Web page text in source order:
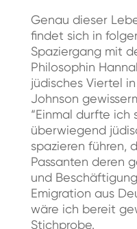
Genau dieser
findet sich in
Spaziergang mit
Philosophin
jüdisches Viertel
Johnson
“Einmal durfte ich
überwiegend
spazieren führen,
Passanten deren
und
Emigration aus
wäre ich bereit
Stichprobe.